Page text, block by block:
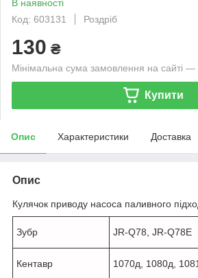
В наявності
Код: 603131
Роздріб
130 ₴
Мінімальна сума замовлення на сайті
Купити
Опис Характеристики Доставка
Опис
Кулячок приводу насоса паливного
Зубр JR-Q78, JR-Q78E
Кентавр 1070д, 1080д,